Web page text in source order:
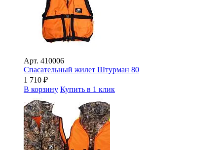
Арт. 410006
Спасательный жилет Штурман 80
1 710 ₽
В корзину Купить в 1 клик